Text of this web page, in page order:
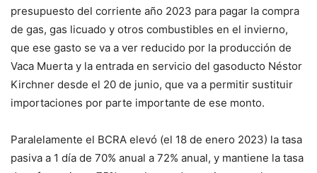
presupuesto del corriente año 2023 para pagar la compra
de gas, gas licuado y otros combustibles en el invierno,
que ese gasto se va a ver reducido por la producción de
Vaca Muerta y la entrada en servicio del gasoducto Néstor
Kirchner desde el 20 de junio, que va a permitir sustituir
importaciones por parte importante de ese monto.
Paralelamente el BCRA elevó (el 18 de enero 2023) la tasa
pasiva a 1 día de 70% anual a 72% anual, y mantiene la tasa